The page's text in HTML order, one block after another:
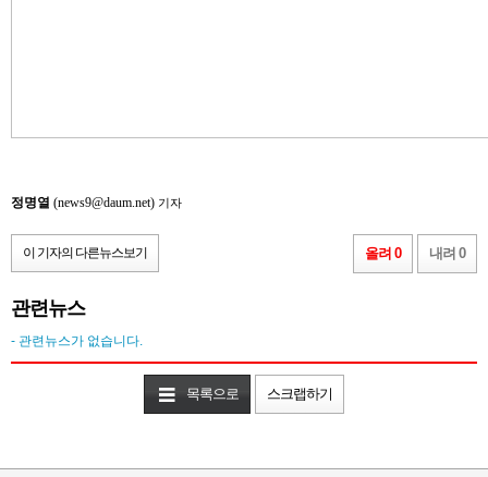
정명열 (news9@daum.net) 기자
이 기자의 다른뉴스보기 올려 0 내려 0
관련뉴스
- 관련뉴스가 없습니다.
목록으로 스크랩하기